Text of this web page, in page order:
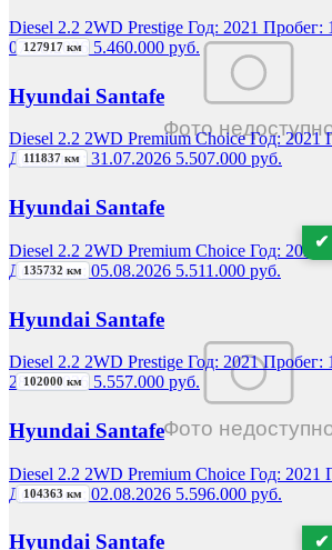
✔
✔
Diesel 2.2 2WD Prestige Год: 2021 Пробег:
07.08.2026 5.460.000 руб.
127917 км
Hyundai Santafe
Diesel 2.2 2WD Premium Choice Год:2021
Добавлен: 31.07.2026 5.507.000 руб.
111837 км
Hyundai Santafe
Diesel 2.2 2WD Premium Choice Год: 2021
Добавлен:05.08.2026 5.511.000 руб.
135732 км
Hyundai Santafe
Diesel 2.2 2WD Prestige Год: 2021 Пробег:
28.04.2026 5.557.000 руб.
102000 км
Hyundai Santafe
Diesel 2.2 2WD Premium Choice Год: 2021
Добавлен:02.08.2026 5.596.000 руб.
104363 км
Hyundai Santafe